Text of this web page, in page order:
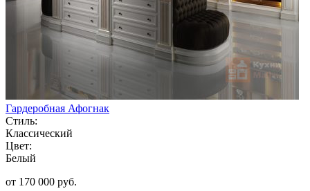
Гардеробная Афогнак
Стиль:
Классический
Цвет:
Белый
от 170 000 руб.